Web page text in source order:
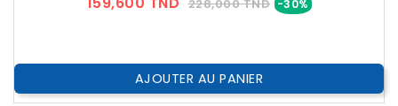
228,000 TND -30%
AJOUTER AU PANIER